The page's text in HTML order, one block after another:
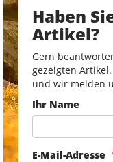
Haben
Artikel?
Gern
gezeigten
und wir melden
Ihr Name
E-Mail-Adresse